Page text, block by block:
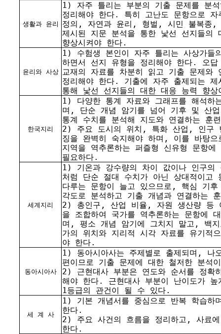
생활과 윤리
1) 자주 틀리는 부분의 기출 문제를 분
정리해야 한다. 특히 고난도 문항으로 자
정의, 자연과 윤리, 형벌, 시민 불복종,
제시된 지문 분석을 통한 낯선 선지들의
향상시켜야 한다.
윤리와 사상
1) 수험생 본인이 자주 틀리는 사상가들
하면서 선지 유형을 정리해야 한다. 오
교재의 자료를 차분히 읽고 기출 문제와
정리해야 한다. 기출에 자주 출제되는 제
통해 낯선 선지들의 대한 대응 능력 향상
한국지리
1) 다양한 통계 자료와 그래프를 해석하
며, 단순 개념 암기를 넘어 기후 및 산업
통계 수치를 분석해 지도와 연결하는 훈
2) 주요 도시의 위치, 특화 산업, 인구
징을 완벽히 숙지해야 하며, 이를 바탕으
지역을 역추론하는 퍼즐형 신유형 문항
필요하다.
세계지리
1) 기온과 강수량의 차이 값이나 인구의
처럼 단순 절대 수치가 아닌 상대적이고
다루는 문항이 늘고 있으므로, 핵심 기
각도로 분석하고 기출 개념과 연결하는
2) 총인구, 산업 비율, 자원 생산량 등
을 조합하여 국가를 역추론하는 문항에
며, 평소 개념 암기에 그치지 말고, 백
가의 위치와 지리적 시각 자료를 유기적
야 한다.
동아시아사
1) 동아시아사는 주제별로 출제되며, 나
편이므로 기출 문제에 대한 철저한 분석
2) 근현대사 부분은 연도와 순서를 정확
해야 한다. 근현대사 부분이 난이도가 높
1등급의 관건이 될 수 있다.
세 계 사
1) 기본 개념서를 중심으로 반복 학습하
한다.
2) 주요 사건의 흐름을 정리하고, 사료에
한다.